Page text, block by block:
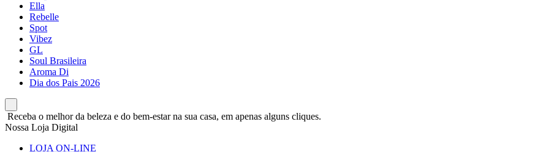
Ella
Rebelle
Spot
Vibez
GL
Soul Brasileira
Aroma Di
Dia dos Pais 2026
Receba o melhor da beleza e do bem-estar na sua casa, em apenas alguns cliques.
Nossa Loja Digital
LOJA ON-LINE